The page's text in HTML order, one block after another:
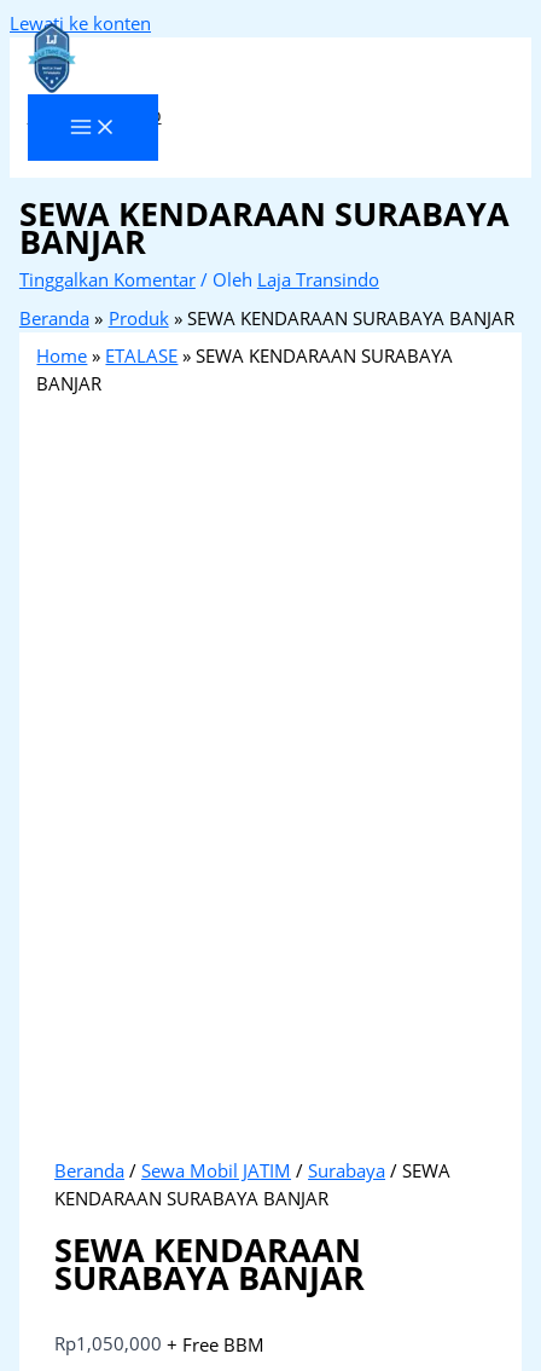
Lewati ke konten
Laja Transindo
SEWA KENDARAAN SURABAYA
BANJAR
Tinggalkan Komentar / Oleh Laja Transindo
Beranda
Produk
SEWA KENDARAAN SURABAYA BANJAR
Home » ETALASE »SEWA KENDARAAN SURABAYA
BANJAR
Beranda /Sewa Mobil JATIM /Surabaya / SEWA
KENDARAAN SURABAYA BANJAR
SEWA KENDARAAN
SURABAYA BANJAR
Rp1,050,000 + Free BBM